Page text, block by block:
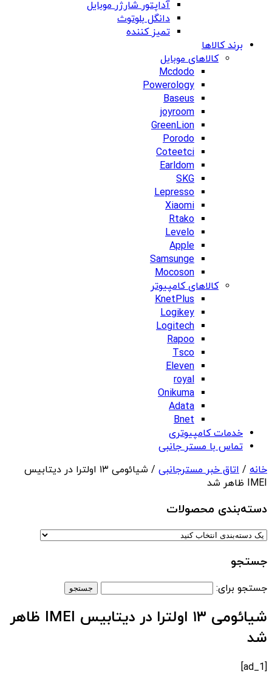
آداپتور شارژر موبایل
دانگل بلوتوث
تمیز کننده
برند کالاها
کالاهای موبایل
Mcdodo
Powerology
Baseus
joyroom
GreenLion
Porodo
Coteetci
Earldom
SKG
Lepresso
Xiaomi
Rtako
Levelo
Apple
Samsunge
Mocoson
کالاهای کامپیوتر
KnetPlus
Logikey
Logitech
Rapoo
Tsco
Eleven
royal
Onikuma
Adata
Bnet
خدمات کامپیوتری
تماس با مستر جانبی
خانه / اتاق خبر مسترجانبی
/ شیائومی ۱۳ اولترا در دیتابیس
IMEI ظاهر شد
دسته‌بندی‌ محصولات
جستجو
جستجو برای:
شیائومی ۱۳ اولترا در دیتابیس IMEI ظاهر
شد
[ad_1]